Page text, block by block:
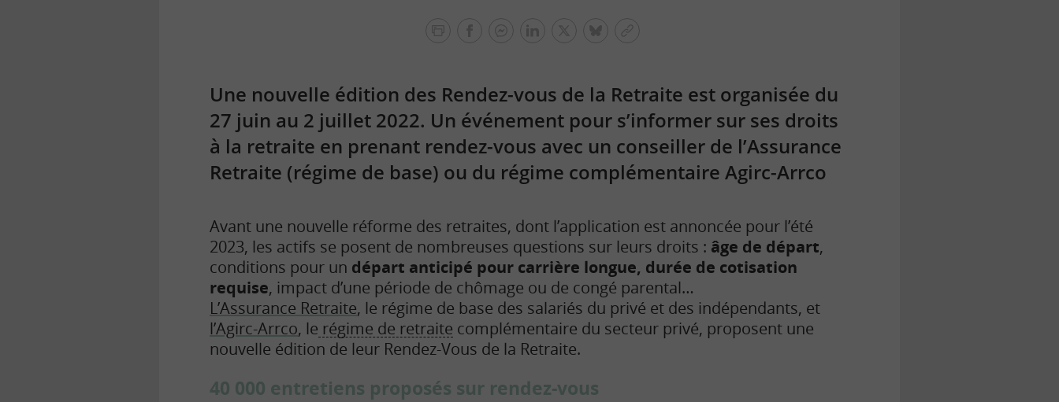
Une nouvelle édition des Rendez-vous de la Retraite est organisée du
27 juin au 2 juillet 2022. Un événement pour s’informer sur ses droits
à la retraite en prenant rendez-vous avec un conseiller de l’Assurance
Retraite (régime de base) ou du régime complémentaire Agirc-Arrco
Avant une nouvelle réforme des retraites, dont l’application est annoncée pour l’été
2023, les actifs se posent de nombreuses questions sur leurs droits : âge de départ,
conditions pour un départ anticipé pour carrière longue, durée de cotisation
requise, impact d’une période de chômage ou de congé parental…
L’Assurance Retraite, le régime de base des salariés du privé et des indépendants, et
l’Agirc-Arrco, le régime de retraite complémentaire du secteur privé, proposent une
nouvelle édition de leur Rendez-Vous de la Retraite.
40 000 entretiens proposés sur rendez-vous